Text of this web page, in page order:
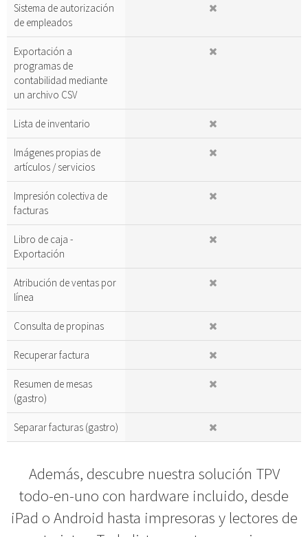
Sistema de autorización
de empleados
Exportación a
programas de
contabilidad mediante
un archivo CSV
Lista de inventario
Imágenes propias de
artículos / servicios
Impresión colectiva de
facturas
Libro de caja -
Exportación
Atribución de ventas por
línea
Consulta de propinas
Recuperar factura
Resumen de mesas
(gastro)
Separar facturas (gastro)
Además, descubre nuestra solución TPV
todo-en-uno con hardware incluido, desde
iPad o Android hasta impresoras y lectores de